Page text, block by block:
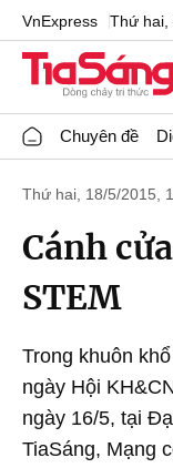
VnExpress Thứ hai,
Chuyên đề
Thứ hai, 18/5/2015,
Cánh
STEM
Trong khuôn
ngày Hội
ngày 16/5, tại
TiaSáng, Mạng